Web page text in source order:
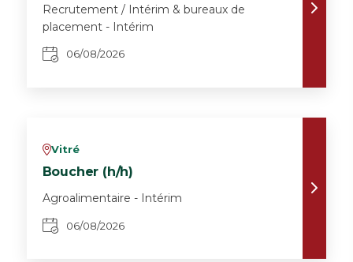
Recrutement / Intérim & bureaux de
placement - Intérim
06/08/2026
vVitré
Boucher (h/h)
Agroalimentaire - Intérim
06/08/2026